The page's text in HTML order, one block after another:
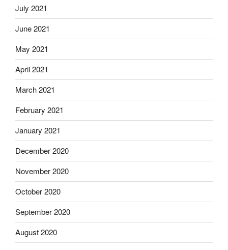
July 2021
June 2021
May 2021
April 2021
March 2021
February 2021
January 2021
December 2020
November 2020
October 2020
September 2020
August 2020